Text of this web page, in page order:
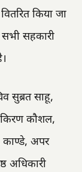
किया जा
सहकारी
सुब्रत साहू,
किरण कौशल,
अपर
अधिकारी